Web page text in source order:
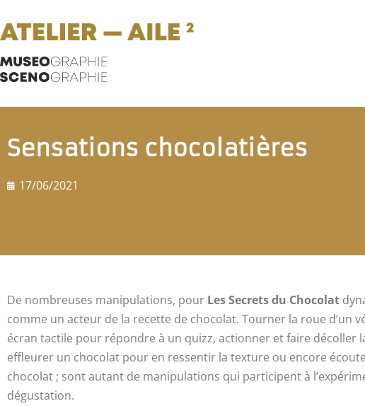
Sensations chocolatières
17/06/2021
De nombreuses manipulations, pour Les Secrets du Chocolat
comme un acteur de la recette de chocolat. Tourner la roue d’un
écran tactile pour répondre à un quizz, actionner et faire décoller
effleurer un chocolat pour en ressentir la texture ou encore
chocolat ; sont autant de manipulations qui participent à
dégustation.